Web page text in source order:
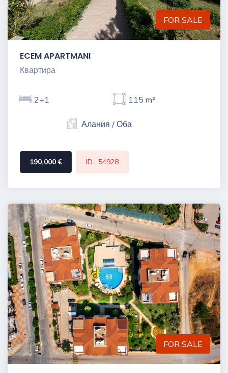
FOR SALE
ECEM APARTMANI
Квартира
2+1 115 m²
Алания / Оба
190,000 € ID : 54928
FOR SALE